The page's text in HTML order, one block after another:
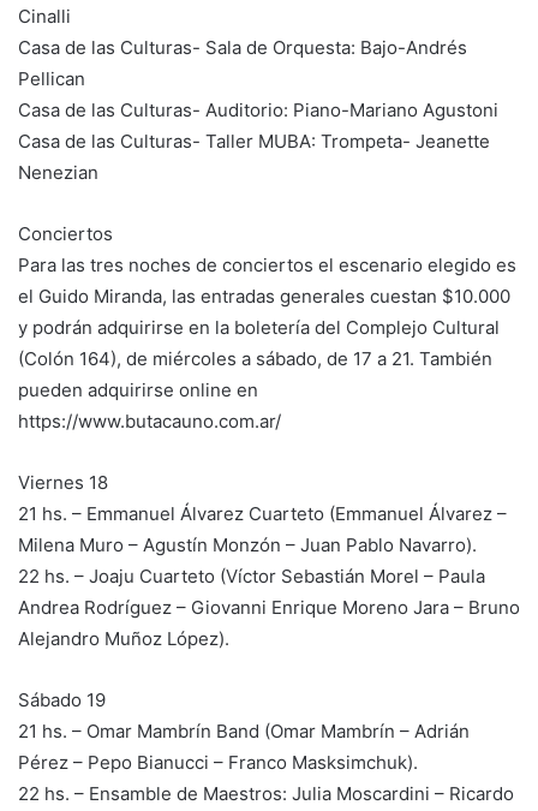
Cinalli
Casa de las Culturas- Sala de Orquesta: Bajo-Andrés
Pellican
Casa de las Culturas- Auditorio: Piano-Mariano Agustoni
Casa de las Culturas- Taller MUBA: Trompeta- Jeanette
Nenezian
Conciertos
Para las tres noches de conciertos el escenario elegido es
el Guido Miranda, las entradas generales cuestan $10.000
y podrán adquirirse en la boletería del Complejo Cultural
(Colón 164), de miércoles a sábado, de 17 a 21. También
pueden adquirirse online en
https://www.butacauno.com.ar/
Viernes 18
21 hs. – Emmanuel Álvarez Cuarteto (Emmanuel Álvarez –
Milena Muro – Agustín Monzón – Juan Pablo Navarro).
22 hs. – Joaju Cuarteto (Víctor Sebastián Morel – Paula
Andrea Rodríguez – Giovanni Enrique Moreno Jara – Bruno
Alejandro Muñoz López).
Sábado 19
21 hs. – Omar Mambrín Band (Omar Mambrín – Adrián
Pérez – Pepo Bianucci – Franco Masksimchuk).
22 hs. – Ensamble de Maestros: Julia Moscardini – Ricardo